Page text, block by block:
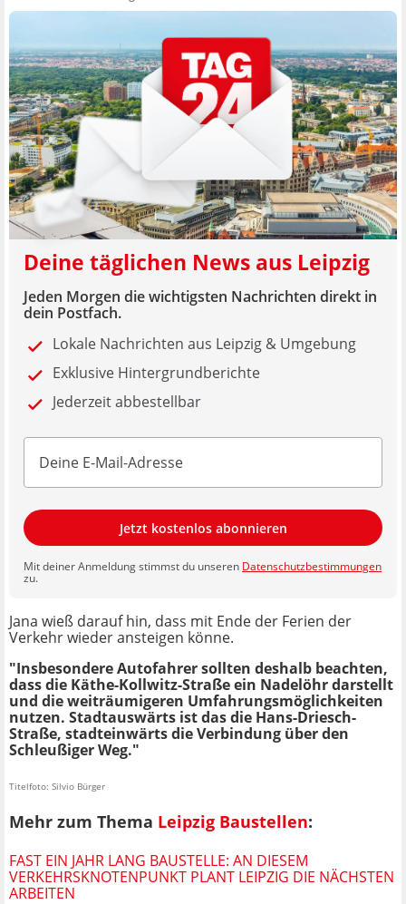
Deine täglichen News aus Leipzig
Jeden Morgen die wichtigsten Nachrichten direkt in
dein Postfach.
Lokale Nachrichten aus Leipzig & Umgebung
Exklusive Hintergrundberichte
Jederzeit abbestellbar
Jetzt kostenlos abonnieren
Mit deiner Anmeldung stimmst du unseren Datenschutzbestimmungen
zu.
Jana wieß darauf hin, dass mit Ende der Ferien der
Verkehr wieder ansteigen könne.
"Insbesondere Autofahrer sollten deshalb beachten,
dass die Käthe-Kollwitz-Straße ein Nadelöhr darstellt
und die weiträumigeren Umfahrungsmöglichkeiten
nutzen. Stadtauswärts ist das die Hans-Driesch-
Straße, stadteinwärts die Verbindung über den
Schleußiger Weg."
Titelfoto: Silvio Bürger
Mehr zum Thema Leipzig Baustellen:
FAST EIN JAHR LANG BAUSTELLE: AN DIESEM
VERKEHRSKNOTENPUNKT PLANT LEIPZIG DIE NÄCHSTEN
ARBEITEN